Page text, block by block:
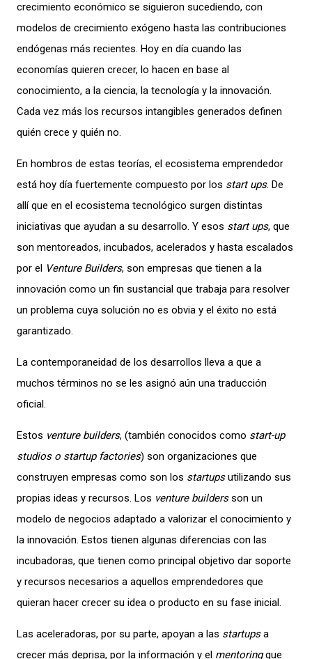
crecimiento económico se siguieron sucediendo, con
modelos de crecimiento exógeno hasta las contribuciones
endógenas más recientes. Hoy en día cuando las
economías quieren crecer, lo hacen en base al
conocimiento, a la ciencia, la tecnología y la innovación.
Cada vez más los recursos intangibles generados definen
quién crece y quién no.
En hombros de estas teorías, el ecosistema emprendedor
está hoy día fuertemente compuesto por los start ups. De
allí que en el ecosistema tecnológico surgen distintas
iniciativas que ayudan a su desarrollo. Y esos start ups, que
son mentoreados, incubados, acelerados y hasta escalados
por el Venture Builders, son empresas que tienen a la
innovación como un fin sustancial que trabaja para resolver
un problema cuya solución no es obvia y el éxito no está
garantizado.
La contemporaneidad de los desarrollos lleva a que a
muchos términos no se les asignó aún una traducción
oficial.
Estos venture builders, (también conocidos como start-up
studios o startup factories) son organizaciones que
construyen empresas como son los startupsutilizando sus
propias ideas y recursos. Los venture buildersson un
modelo de negocios adaptado a valorizar el conocimiento y
la innovación. Estos tienen algunas diferencias con las
incubadoras, que tienen como principal objetivo dar soporte
y recursos necesarios a aquellos emprendedores que
quieran hacer crecer su idea o producto en su fase inicial.
Las aceleradoras, por su parte, apoyan a las startupsa
crecer más deprisa, por la información y el mentoringque